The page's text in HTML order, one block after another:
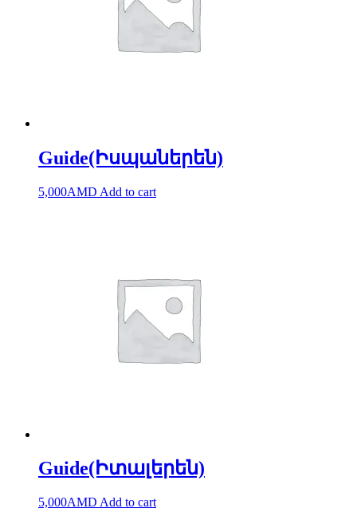
Guide(Իսպաներեն)
5,000AMD Add to cart
Guide(Իտալերեն)
5,000AMD Add to cart